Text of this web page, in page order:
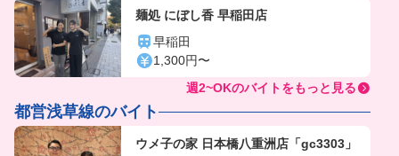
麺処 にぼし香 早稲田店
早稲田
1,300円〜
週2~OKのバイトをもっと見る
都営浅草線のバイト
ウメ子の家 日本橋八重洲店「gc3303」